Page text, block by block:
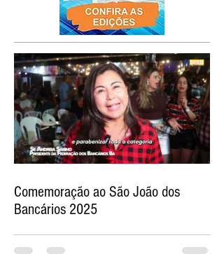
Comemoração ao São João dos
Bancários 2025